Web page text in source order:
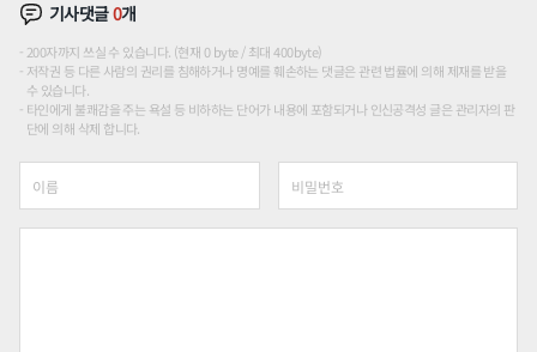
기사댓글0개
200자까지 쓰실 수 있습니다. (현재 0 byte / 최대 400byte)
저작권 등 다른 사람의 권리를 침해하거나 명예를 훼손하는 댓글은 관련 법률에 의해 제재를 받을
수 있습니다.
타인에게 불쾌감을 주는 욕설 등 비하하는 단어가 내용에 포함되거나 인신공격성 글은 관리자의 판
단에 의해 삭제 합니다.